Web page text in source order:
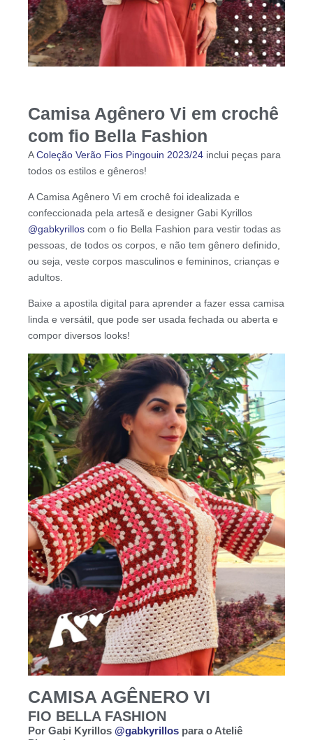
Camisa Agênero Vi em crochê
com fio Bella Fashion
AColeção Verão Fios Pingouin 2023/24 inclui peças para
todos os estilos e gêneros!
A Camisa Agênero Vi em crochê foi idealizada e
confeccionada pela artesã e designer Gabi Kyrillos
@gabkyrillos com o fio Bella Fashion para vestir todas as
pessoas, de todos os corpos, e não tem gênero definido,
ou seja, veste corpos masculinos e femininos, crianças e
adultos.
Baixe a apostila digital para aprender a fazer essa camisa
linda e versátil, que pode ser usada fechada ou aberta e
compor diversos looks!
CAMISA AGÊNERO VI
FIO BELLA FASHION
Por Gabi Kyrillos @gabkyrillos para o Ateliê